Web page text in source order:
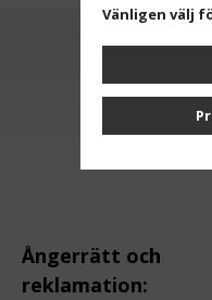
Anmäl dig
Ångerrätt och
reklamation:
Vänligen välj